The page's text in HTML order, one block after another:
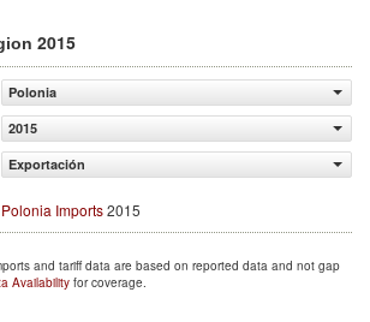
2015
Polonia
2015
Exportación
Polonia Imports2015
and tariff data are based on reported data and not gap
Availability for coverage.